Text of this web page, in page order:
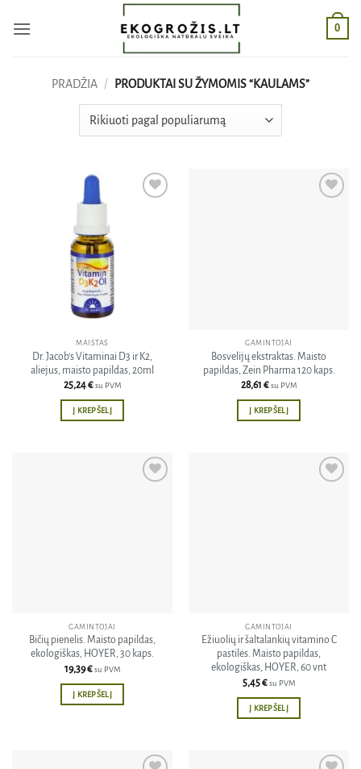
0
PRADŽIA / PRODUKTAI SU ŽYMOMIS “KAULAMS”
MAISTAS
Dr. Jacob’s Vitaminai D3 ir K2,
aliejus, maisto papildas, 20ml
25,24€ su PVM
Į KREPŠELĮ
GAMINTOJAI
Bosvelijų ekstraktas. Maisto
papildas, Zein Pharma 120 kaps.
28,61 € su PVM
Į KREPŠELĮ
GAMINTOJAI
Bičių pienelis. Maisto papildas,
ekologiškas, HOYER, 30 kaps.
19,39€ su PVM
Į KREPŠELĮ
GAMINTOJAI
Ežiuolių ir šaltalankių vitamino C
pastilės. Maisto papildas,
ekologiškas, HOYER, 60 vnt
5,45€ su PVM
Į KREPŠELĮ